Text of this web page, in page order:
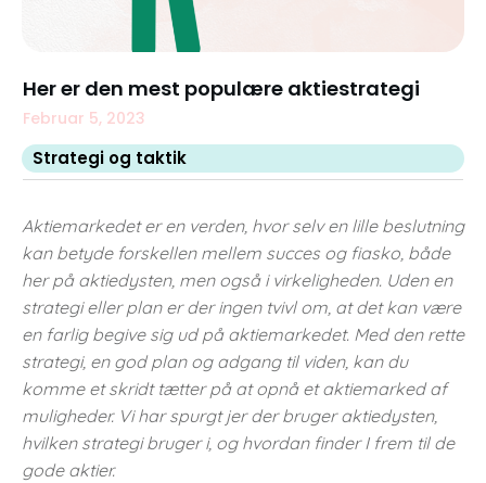
Her er den mest populære aktiestrategi
Februar 5, 2023
Strategi og taktik
Aktiemarkedet er en verden, hvor selv en lille beslutning
kan betyde forskellen mellem succes og fiasko, både
her på aktiedysten, men også i virkeligheden. Uden en
strategi eller plan er der ingen tvivl om, at det kan være
en farlig begive sig ud på aktiemarkedet. Med den rette
strategi, en god plan og adgang til viden, kan du
komme et skridt tætter på at opnå et aktiemarked af
muligheder. Vi har spurgt jer der bruger aktiedysten,
hvilken strategi bruger i, og hvordan finder I frem til de
gode aktier.